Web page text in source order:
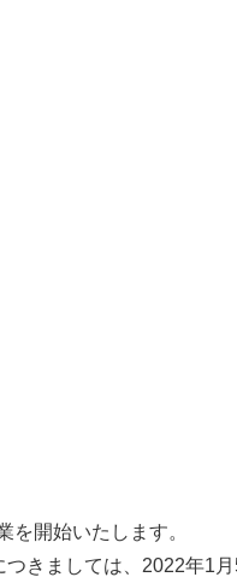
を開始いたします。
きましては、2022年1